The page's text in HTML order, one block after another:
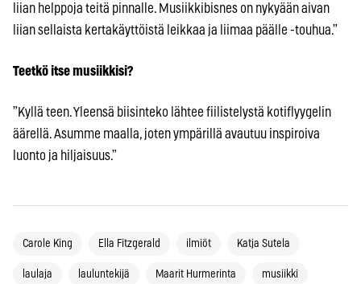
liian helppoja teitä pinnalle. Musiikkibisnes on nykyään aivan
liian sellaista kertakäyttöistä leikkaa ja liimaa päälle -touhua.”
Teetkö itse musiikkisi?
”Kyllä teen. Yleensä biisinteko lähtee fiilistelystä kotiflyygelin
äärellä. Asumme maalla, joten ympärillä avautuu inspiroiva
luonto ja hiljaisuus.”
Carole King Ella Fitzgerald ilmiöt Katja Sutela
laulaja lauluntekijä Maarit Hurmerinta musiikki